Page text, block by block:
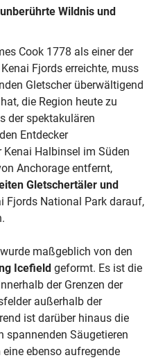
Wildnis und
Cook 1778 als einer der
Fjords erreichte, muss
Gletscher überwältigend
die Region heute zu
der spektakulären
Entdecker
Halbinsel im Süden
Anchorage entfernt,
Gletschertäler und
Fjords National Park darauf,
maßgeblich von den
Icefield geformt. Es ist die
der Grenzen der
außerhalb der
ist darüber hinaus die
spannenden Säugetieren
eine ebenso aufregende